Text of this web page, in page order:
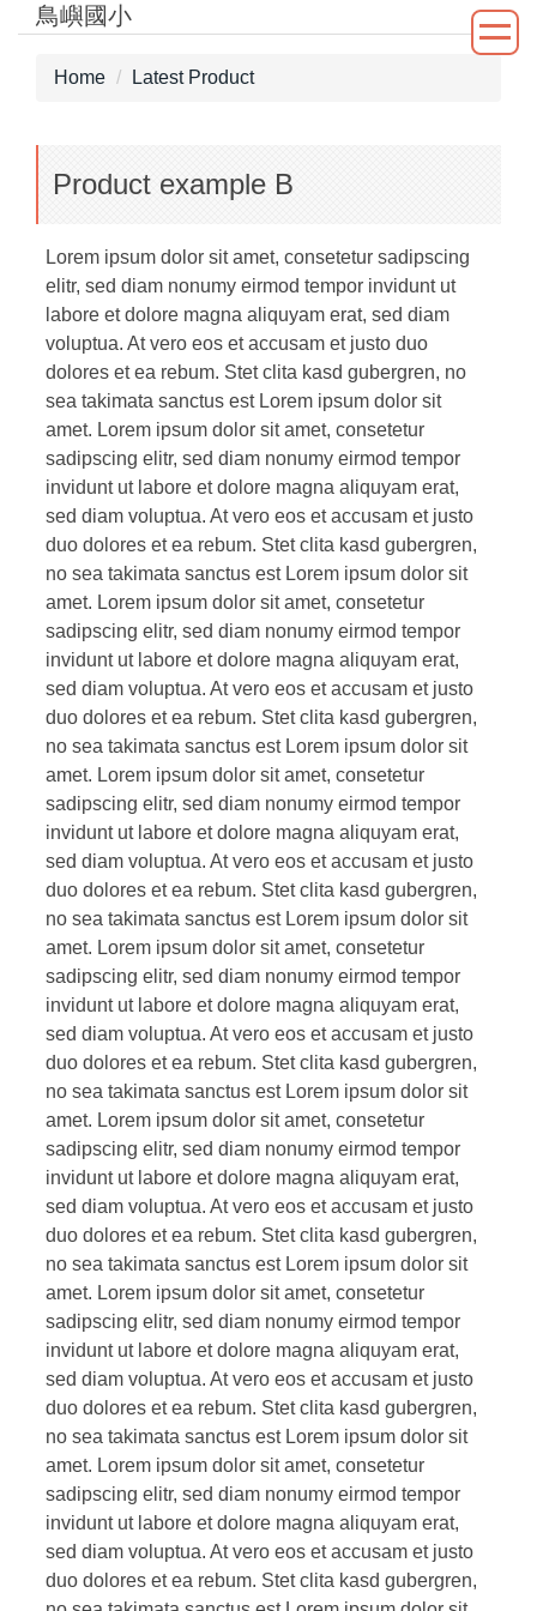
Jump鳥嶼國小
Home Latest Product
Product example B
Lorem ipsum dolor sit amet, consetetur sadipscing
elitr, sed diam nonumy eirmod tempor invidunt ut
labore et dolore magna aliquyam erat, sed diam
voluptua. At vero eos et accusam et justo duo
dolores et ea rebum. Stet clita kasd gubergren, no
sea takimata sanctus est Lorem ipsum dolor sit
amet. Lorem ipsum dolor sit amet, consetetur
sadipscing elitr, sed diam nonumy eirmod tempor
invidunt ut labore et dolore magna aliquyam erat,
sed diam voluptua. At vero eos et accusam et justo
duo dolores et ea rebum. Stet clita kasd gubergren,
no sea takimata sanctus est Lorem ipsum dolor sit
amet. Lorem ipsum dolor sit amet, consetetur
sadipscing elitr, sed diam nonumy eirmod tempor
invidunt ut labore et dolore magna aliquyam erat,
sed diam voluptua. At vero eos et accusam et justo
duo dolores et ea rebum. Stet clita kasd gubergren,
no sea takimata sanctus est Lorem ipsum dolor sit
amet. Lorem ipsum dolor sit amet, consetetur
sadipscing elitr, sed diam nonumy eirmod tempor
invidunt ut labore et dolore magna aliquyam erat,
sed diam voluptua. At vero eos et accusam et justo
duo dolores et ea rebum. Stet clita kasd gubergren,
no sea takimata sanctus est Lorem ipsum dolor sit
amet. Lorem ipsum dolor sit amet, consetetur
sadipscing elitr, sed diam nonumy eirmod tempor
invidunt ut labore et dolore magna aliquyam erat,
sed diam voluptua. At vero eos et accusam et justo
duo dolores et ea rebum. Stet clita kasd gubergren,
no sea takimata sanctus est Lorem ipsum dolor sit
amet. Lorem ipsum dolor sit amet, consetetur
sadipscing elitr, sed diam nonumy eirmod tempor
invidunt ut labore et dolore magna aliquyam erat,
sed diam voluptua. At vero eos et accusam et justo
duo dolores et ea rebum. Stet clita kasd gubergren,
no sea takimata sanctus est Lorem ipsum dolor sit
amet. Lorem ipsum dolor sit amet, consetetur
sadipscing elitr, sed diam nonumy eirmod tempor
invidunt ut labore et dolore magna aliquyam erat,
sed diam voluptua. At vero eos et accusam et justo
duo dolores et ea rebum. Stet clita kasd gubergren,
no sea takimata sanctus est Lorem ipsum dolor sit
amet. Lorem ipsum dolor sit amet, consetetur
sadipscing elitr, sed diam nonumy eirmod tempor
invidunt ut labore et dolore magna aliquyam erat,
sed diam voluptua. At vero eos et accusam et justo
duo dolores et ea rebum. Stet clita kasd gubergren,